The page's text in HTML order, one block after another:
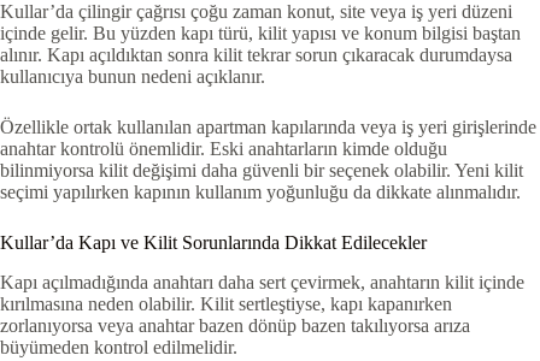
Kullar’da çilingir çağrısı çoğu zaman konut, site veya iş yeri düzeni
içinde gelir. Bu yüzden kapı türü, kilit yapısı ve konum bilgisi baştan
alınır. Kapı açıldıktan sonra kilit tekrar sorun çıkaracak durumdaysa
kullanıcıya bunun nedeni açıklanır.
Özellikle ortak kullanılan apartman kapılarında veya iş yeri girişlerinde
anahtar kontrolü önemlidir. Eski anahtarların kimde olduğu
bilinmiyorsa kilit değişimi daha güvenli bir seçenek olabilir. Yeni kilit
seçimi yapılırken kapının kullanım yoğunluğu da dikkate alınmalıdır.
Kullar’da Kapı ve Kilit Sorunlarında Dikkat Edilecekler
Kapı açılmadığında anahtarı daha sert çevirmek, anahtarın kilit içinde
kırılmasına neden olabilir. Kilit sertleştiyse, kapı kapanırken
zorlanıyorsa veya anahtar bazen dönüp bazen takılıyorsa arıza
büyümeden kontrol edilmelidir.